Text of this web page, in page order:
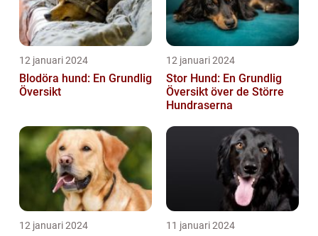
12 januari 2024
Blodöra hund: En Grundlig
Översikt
12 januari 2024
Stor Hund: En Grundlig
Översikt över de Större
Hundraserna
12 januari 2024 11 januari 2024